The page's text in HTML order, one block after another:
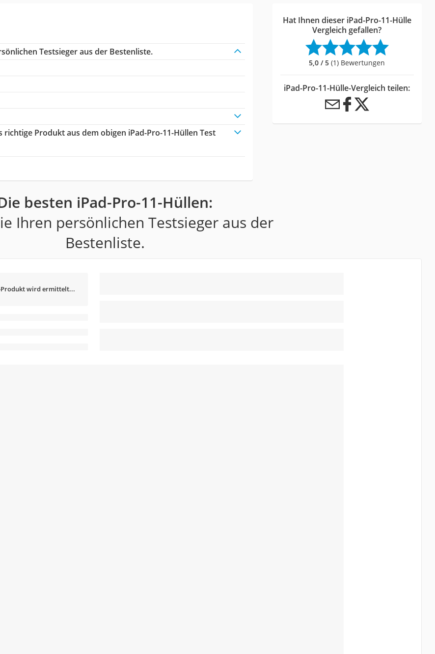
Testsieger aus der Bestenliste.
richtige Produkt aus dem obigen iPad-Pro-11-Hüllen Test
Hat Ihnen dieser iPad-Pro-11-Hülle
Vergleich gefallen?
5,0 / 5 (1) Bewertungen
iPad-Pro-11-Hülle-Vergleich teilen:
besten iPad-Pro-11-Hüllen:
Ihren persönlichen Testsieger aus der
Bestenliste.
wird ermittelt...